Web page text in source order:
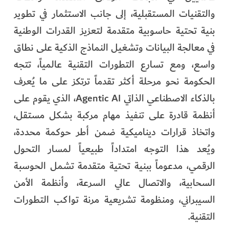
والتقنيات المستقبلية، إلى جانب الاستثمار في تطوير
بنية تحتية حاسوبية متقدمة لتعزيز القدرات الوطنية
في معالجة البيانات وتشغيل النماذج الذكية على نطاق
واسع، ومع تسارع التطورات التقنية عالمياً، تتجه
الحكومة نحو مرحلة أكثر تقدماً ترتكز على ما يُعرف
بالذكاء الاصطناعي الذاتي Agentic AI، الذي يقوم على
أنظمة قادرة على تنفيذ مهام مركبة بشكل مستقل،
واتخاذ قرارات ديناميكية ضمن أطر حوكمة محددة،
ويُعد هذا التوجه امتداداً طبيعياً لمسار التحول
الرقمي، مدعوماً ببنية تحتية متقدمة تشمل الحوسبة
السحابية، والاتصال عالي السرعة، وأنظمة الأمن
السيبراني، ومنظومة تشريعية مرنة تواكب التطورات
التقنية.